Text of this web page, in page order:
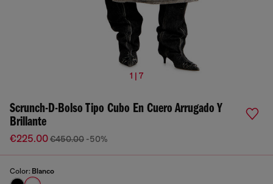
1 | 7
Scrunch-D-Bolso Tipo Cubo En Cuero Arrugado Y
Brillante
€225.00€450.00 -50%
Color: Blanco